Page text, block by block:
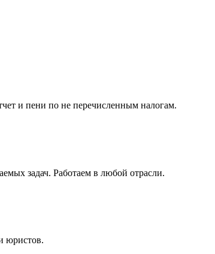
и пени по не перечисленным налогам.
задач. Работаем в любой отрасли.
юристов.